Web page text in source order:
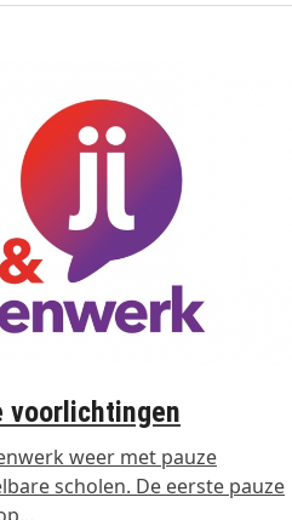
voorlichtingen
weer met pauze
scholen. De eerste pauze